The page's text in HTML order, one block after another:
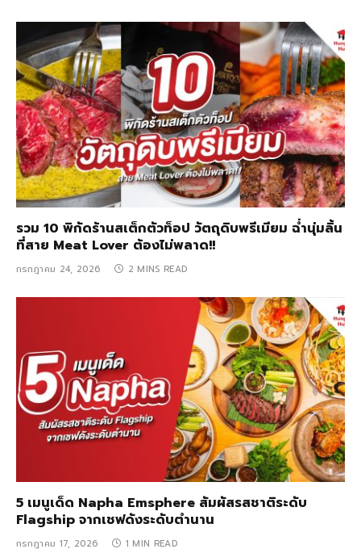
รวม 10 พิกัดร้านสเต็กตัวท็อป วัตถุดิบพรีเมียม ฉ่ำนุ่มลิ้น
ที่สาย Meat Lover ต้องไม่พลาด!!
กรกฎาคม 24, 2026 2 MINS READ
5 เมนูเด็ด Napha Emsphere สัมผัสรสชาติระดับ
Flagship จากเชฟดังระดับตำนาน
กรกฎาคม 17, 2026 1 MIN READ